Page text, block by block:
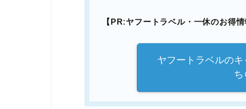
【PR:ヤフートラベル・一休のお得情
ヤフートラベルの
ち